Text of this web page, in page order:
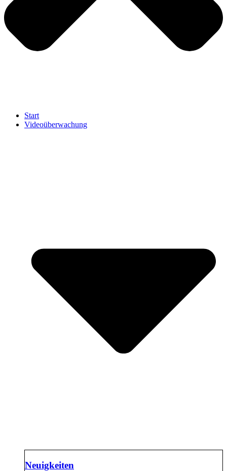
Start
Videoüberwachung
Neuigkeiten